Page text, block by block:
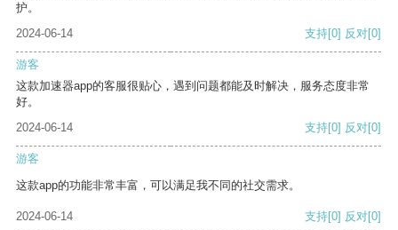
护。
2024-06-14
支持[0] 反对[0]
游客
这款加速器app的客服很贴心，遇到问题都能及时解决，服务态度非常
好。
2024-06-14
支持[0] 反对[0]
游客
这款app的功能非常丰富，可以满足我不同的社交需求。
2024-06-14 支持[0] 反对[0]